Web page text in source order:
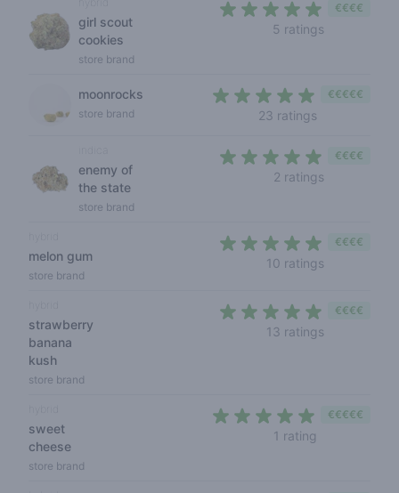
girl scout
cookies
store brand
5 ratings
€€€€
moonrocks
store brand 23 ratings
€€€€€
enemy of
the state
store brand
2 ratings
€€€€
melon gum
store brand
10 ratings
€€€€
strawberry
banana
kush
store brand
13 ratings
€€€€
sweet
cheese
store brand
1 rating
€€€€€